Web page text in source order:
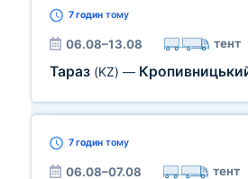
7 годин тому
06.08–13.08 тент
Тараз (KZ) —
7 годин тому
06.08–07.08 тент